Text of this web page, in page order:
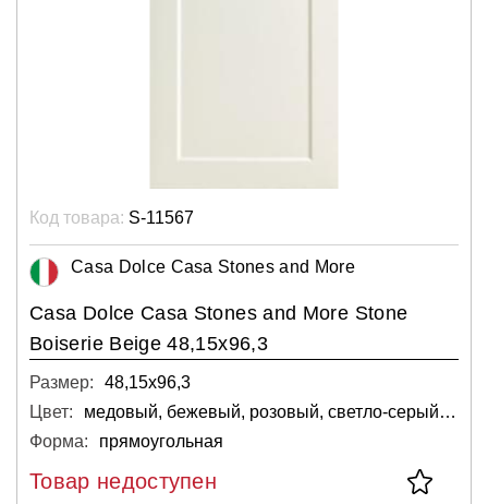
Код товара: S-11567
Casa Dolce Casa Stones and More
Casa Dolce Casa Stones and More Stone
Boiserie Beige 48,15x96,3
Размер:
48,15х96,3
Цвет:
медовый, бежевый, розовый, светло-серый, светлый
Форма:
прямоугольная
Товар недоступен